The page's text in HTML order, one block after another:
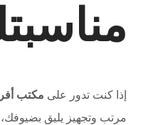
إذا كنت تدور على مكتب
مرتب وتجهيز يليق